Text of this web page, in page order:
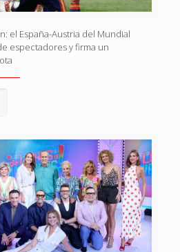
el España-Austria del Mundial
espectadores y firma un